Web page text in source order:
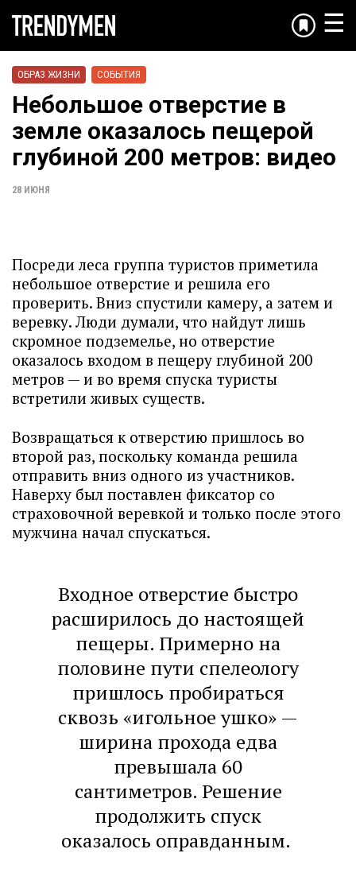
☰
ОБРАЗ ЖИЗНИ СОБЫТИЯ
Небольшое отверстие в
земле оказалось пещерой
глубиной 200 метров: видео
28 ИЮНЯ
Посреди леса группа туристов приметила
небольшое отверстие и решила его
проверить. Вниз спустили камеру, а затем и
веревку. Люди думали, что найдут лишь
скромное подземелье, но отверстие
оказалось входом в пещеру глубиной 200
метров — и во время спуска туристы
встретили живых существ.
Возвращаться к отверстию пришлось во
второй раз, поскольку команда решила
отправить вниз одного из участников.
Наверху был поставлен фиксатор со
страховочной веревкой и только после этого
мужчина начал спускаться.
Входное отверстие быстро
расширилось до настоящей
пещеры. Примерно на
половине пути спелеологу
пришлось пробираться
сквозь «игольное ушко» —
ширина прохода едва
превышала 60
сантиметров. Решение
продолжить спуск
оказалось оправданным.